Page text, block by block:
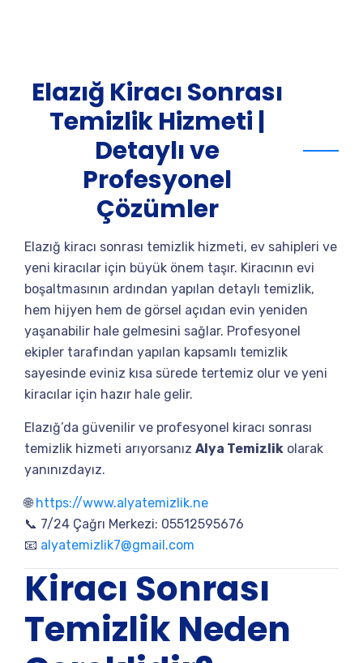
Elazığ Kiracı Sonrası
Temizlik Hizmeti |
Detaylı ve
Profesyonel
Çözümler
Elazığ kiracı sonrası temizlik hizmeti, ev sahipleri ve
yeni kiracılar için büyük önem taşır. Kiracının evi
boşaltmasının ardından yapılan detaylı temizlik,
hem hijyen hem de görsel açıdan evin yeniden
yaşanabilir hale gelmesini sağlar. Profesyonel
ekipler tarafından yapılan kapsamlı temizlik
sayesinde eviniz kısa sürede tertemiz olur ve yeni
kiracılar için hazır hale gelir.
Elazığ’da güvenilir ve profesyonel kiracı sonrası
temizlik hizmeti arıyorsanız Alya Temizlik olarak
yanınızdayız.
🌐 https://www.alyatemizlik.ne
📞 7/24 Çağrı Merkezi: 05512595676
📧 alyatemizlik7@gmail.com
Kiracı Sonrası
Temizlik Neden